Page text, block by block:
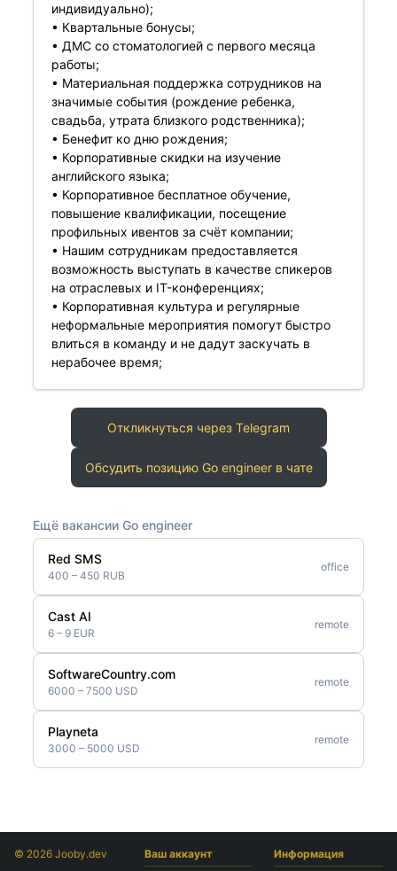
индивидуально);
• Квартальные бонусы;
• ДМС со стоматологией с первого месяца
работы;
• Материальная поддержка сотрудников на
значимые события (рождение ребенка,
свадьба, утрата близкого родственника);
• Бенефит ко дню рождения;
• Корпоративные скидки на изучение
английского языка;
• Корпоративное бесплатное обучение,
повышение квалификации, посещение
профильных ивентов за счёт компании;
• Нашим сотрудникам предоставляется
возможность выступать в качестве спикеров
на отраслевых и IT-конференциях;
• Корпоративная культура и регулярные
неформальные мероприятия помогут быстро
влиться в команду и не дадут заскучать в
нерабочее время;
Откликнуться через Telegram
Обсудить позицию Go engineer в чате
Ещё вакансии Go engineer
Red SMS
400 – 450 RUB
office
Cast AI
6 – 9 EUR
remote
SoftwareCountry.com
6000 – 7500 USD
remote
Playneta
3000 – 5000 USD
remote
© 2026 Jooby.dev Ваш аккаунт Информация